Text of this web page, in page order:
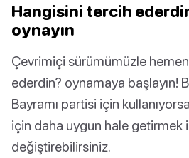
Hangisini tercih
oynayın
Çevrimiçi sürümümüzle
ederdin? oynamaya başlayın!
Bayramı partisi için
için daha uygun hale getirmek
değiştirebilirsiniz.